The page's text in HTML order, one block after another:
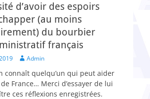
d’avoir des espoirs
(au moins
du bourbier
français
Author
Admin
connaît quelqu’un qui peut aider
France… Merci d’essayer de lui
ces réflexions enregistrées.